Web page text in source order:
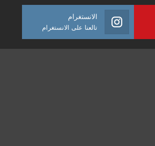
الانستغرام
تالعنا على الانستغرام